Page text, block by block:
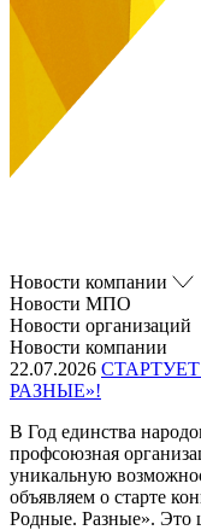
Новости компании
Новости МПО
Новости организаций
Новости компании
22.07.2026
РАЗНЫЕ»!
В Год единства
профсоюзная
уникальную
объявляем о старте
Родные. Разные». Это